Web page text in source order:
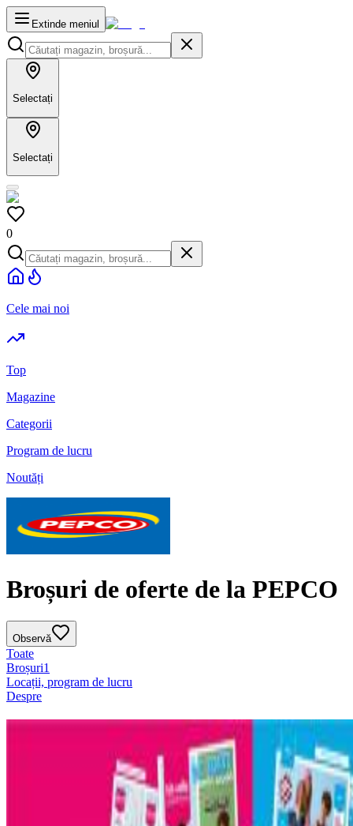
Extinde meniul
Selectați
Selectați
0
Cele mai noi
Top
Magazine
Categorii
Program de lucru
Noutăți
Broșuri de oferte de la PEPCO
Observă
Toate
Broșuri1
Locații, program de lucru
Despre